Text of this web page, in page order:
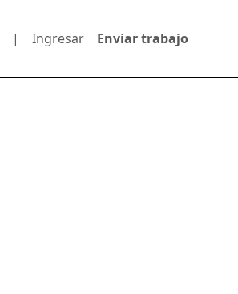
| Ingresar Enviar trabajo